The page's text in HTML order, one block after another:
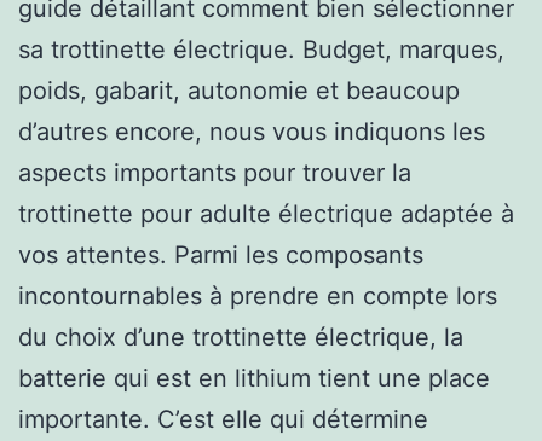
guide détaillant comment bien sélectionner
sa trottinette électrique. Budget, marques,
poids, gabarit, autonomie et beaucoup
d’autres encore, nous vous indiquons les
aspects importants pour trouver la
trottinette pour adulte électrique adaptée à
vos attentes. Parmi les composants
incontournables à prendre en compte lors
du choix d’une trottinette électrique, la
batterie qui est en lithium tient une place
importante. C’est elle qui détermine